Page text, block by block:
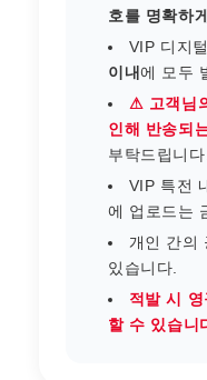
호를 명확하
VIP 디지
이내에 모두
⚠ 고객님
인해 반송되
부탁드립니
VIP 특전
에 업로드는
개인 간의
있습니다.
적발 시
할 수 있습니